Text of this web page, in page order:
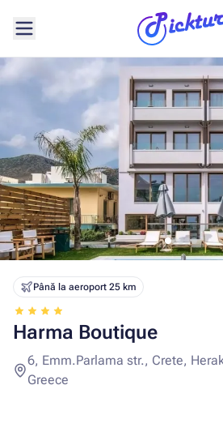
Până la aeroport 25 km
Harma Boutique
6, Emm.Parlama str., Crete,
Greece